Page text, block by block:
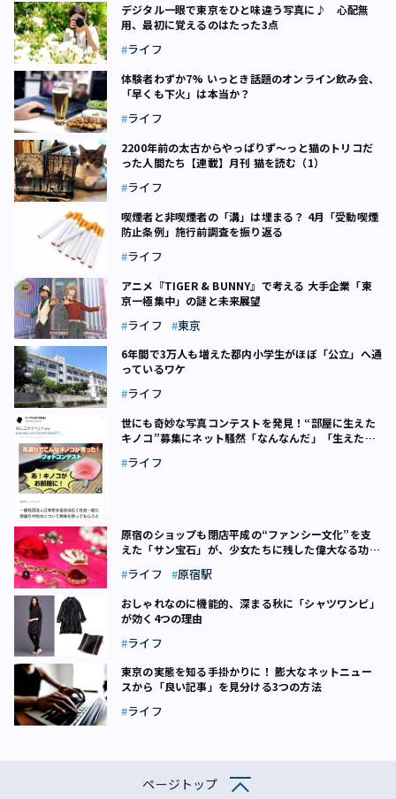
デジタル一眼で東京をひと味違う写真に♪ 心配無
用、最初に覚えるのはたった3点
ライフ
体験者わずか7% いっとき話題のオンライン飲み会、
「早くも下火」は本当か？
ライフ
2200年前の太古からやっぱりず～っと猫のトリコだ
った人間たち【連載】月刊 猫を読む（1）
ライフ
喫煙者と非喫煙者の「溝」は埋まる？ 4月「受動喫煙
防止条例」施行前調査を振り返る
ライフ
アニメ『TIGER & BUNNY』で考える 大手企業「東
京一極集中」の謎と未来展望
ライフ 東京
6年間で3万人も増えた都内小学生がほぼ「公立」へ通
っているワケ
ライフ
世にも奇妙な写真コンテストを発見！“部屋に生えた
キノコ”募集にネット騒然「なんなんだ」「生えたこ
ライフ
原宿のショップも閉店――平成の“ファンシー文化”を支
えた「サン宝石」が、少女たちに残した偉大なる功績
ライフ 原宿駅
おしゃれなのに機能的、深まる秋に「シャツワンピ」
が効く4つの理由
ライフ
東京の実態を知る手掛かりに！ 膨大なネットニュー
スから「良い記事」を見分ける3つの方法
ライフ
ページトップ